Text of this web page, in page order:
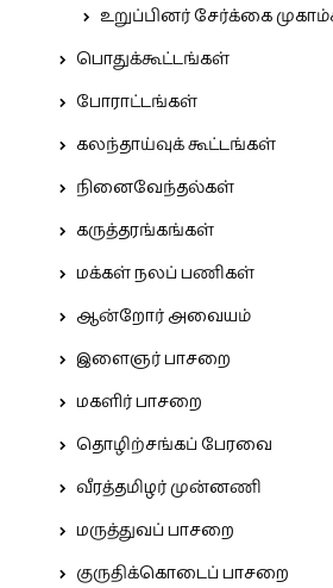
உறுப்பினர் சேர்க்கை
பொதுக்கூட்டங்கள்
போராட்டங்கள்
கலந்தாய்வுக் கூட்டங்கள்
நினைவேந்தல்கள்
கருத்தரங்கங்கள்
மக்கள் நலப் பணிகள்
ஆன்றோர் அவையம்
இளைஞர் பாசறை
மகளிர் பாசறை
தொழிற்சங்கப் பேரவை
வீரத்தமிழர் முன்னணி
மருத்துவப் பாசறை
குருதிக்கொடைப் பாசறை